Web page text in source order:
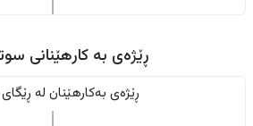
ڕێژەى به کارهێنانی
ڕێژەى بەکارهێنان له